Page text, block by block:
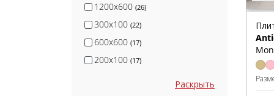
1200x600 (26)
300x100 (22)
600x600 (17)
200x100 (17)
Раскрыть